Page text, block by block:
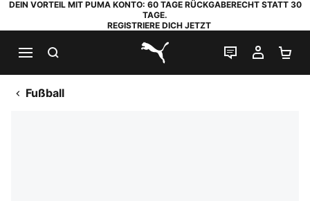
DEIN VORTEIL MIT PUMA KONTO: 60 TAGE RÜCKGABERECHT STATT 30
TAGE.
REGISTRIERE DICH JETZT
PUMA.com
LIVE-CHAT
MEIN
Fußball